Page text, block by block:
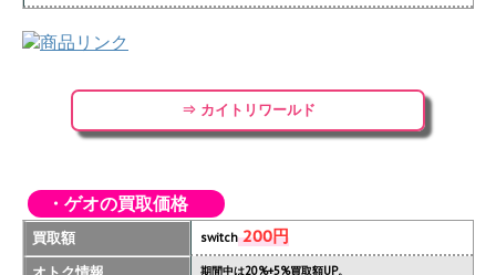
⇒ カイトリワールド
・ゲオの買取価格
買取額 switch200円
期間中は20%+5%買取額UP。